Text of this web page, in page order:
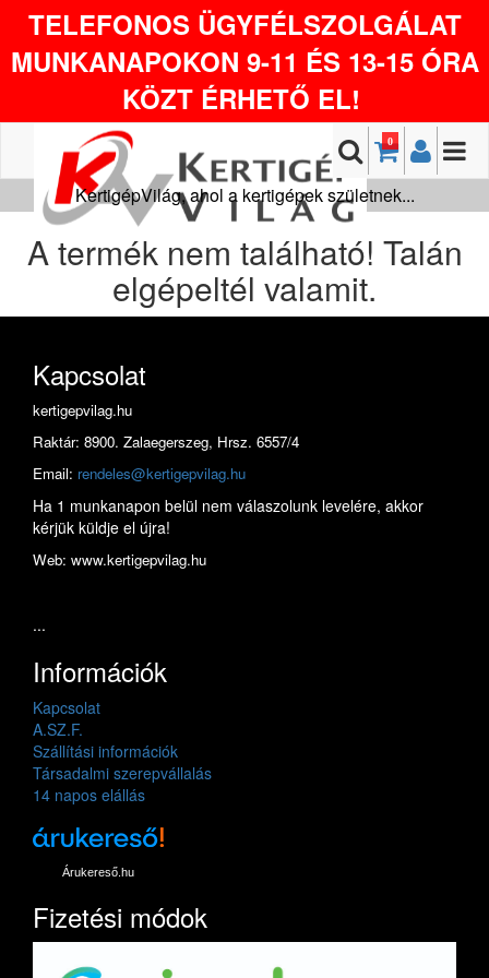
TELEFONOS ÜGYFÉLSZOLGÁLAT
MUNKANAPOKON 9-11 ÉS 13-15 ÓRA
KÖZT ÉRHETŐ EL!
0
KertigépVilág, ahol a kertigépek születnek...
A termék nem található! Talán
elgépeltél valamit.
Kapcsolat
kertigepvilag.hu
Raktár: 8900. Zalaegerszeg, Hrsz. 6557/4
Email: rendeles@kertigepvilag.hu
Ha 1 munkanapon belül nem válaszolunk levelére, akkor
kérjük küldje el újra!
Web: www.kertigepvilag.hu
...
Információk
Kapcsolat
A.SZ.F.
Szállítási információk
Társadalmi szerepvállalás
14 napos elállás
Árukereső.hu
Fizetési módok